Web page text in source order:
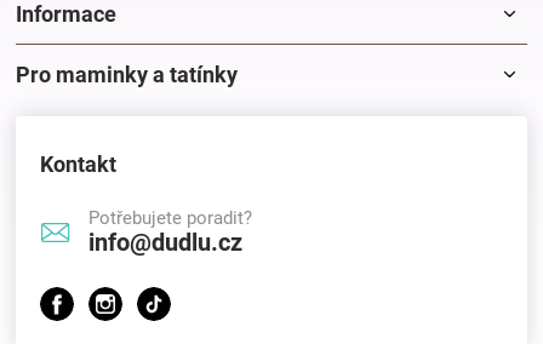
Informace
Pro maminky a tatínky
Kontakt
Potřebujete poradit?
info@dudlu.cz